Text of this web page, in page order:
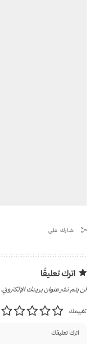
شارك على
اترك تعليقًا
لن يتم نشر عنوان بريدك الإلكتروني.
تقييمك